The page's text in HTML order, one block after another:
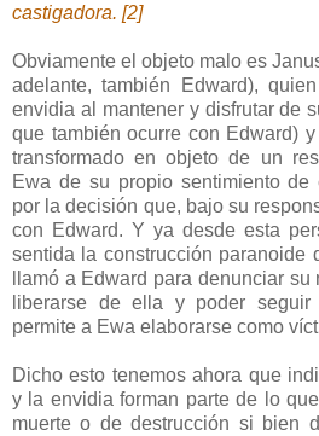
castigadora. [2]
Obviamente el objeto malo es
adelante, también Edward),
envidia al mantener y disfrutar de
que también ocurre con Edward)
transformado en objeto de un
Ewa de su propio sentimiento de
por la decisión que, bajo su
con Edward. Y ya desde esta
sentida la construcción paranoide
llamó a Edward para denunciar
liberarse de ella y poder
permite a Ewa elaborarse como
Dicho esto tenemos ahora que
y la envidia forman parte de lo
muerte o de destrucción si bien